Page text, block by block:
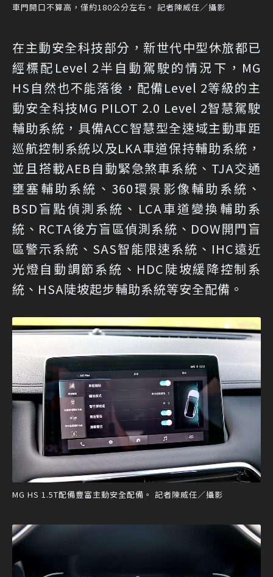
車門開口不算高，僅約180公分左右。 記者陳威任／攝影
在主動安全科技部分，新世代中型休旅都已
經標配Level 2半自動駕駛的情況下，MG
HS自然也不能落後，配備Level 2等級的主
動安全科技MG PILOT 2.0 Level 2智慧駕駛
輔助系統，具備ACC智慧型全速域主動車距
巡航控制系統以及LKA車道保持輔助系統，
並且搭載AEB自動緊急煞車系統、TJA交通
壅塞輔助系統、360環景影像輔助系統、
BSD盲點偵測系統、LCA車道變換輔助系
統、RCTA後方盲區偵測系統、DOW開門盲
區警示系統、SAS智能限速系統、IHC遠近
光燈自動調節系統、HDC陡坡緩降控制系
統、HSA陡坡起步輔助系統等安全配備。
MG HS 1.5T配備豐富主動安全配備。 記者陳威任／攝影